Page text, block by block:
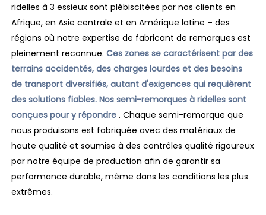
ridelles à 3 essieux sont plébiscitées par nos clients en
Afrique, en Asie centrale et en Amérique latine – des
régions où notre expertise de fabricant de remorques est
pleinement reconnue.Ces zones se caractérisent par des
terrains accidentés, des charges lourdes et des besoins
de transport diversifiés, autant d'exigences qui requièrent
des solutions fiables. Nos semi-remorques à ridelles sont
conçues pour y répondre . Chaque semi-remorque que
nous produisons est fabriquée avec des matériaux de
haute qualité et soumise à des contrôles qualité rigoureux
par notre équipe de production afin de garantir sa
performance durable, même dans les conditions les plus
extrêmes.